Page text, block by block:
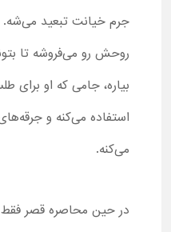
جرم خیانت تبعید می‌شه.
روحش رو می‌فروشه تا
بیاره، جامی که او برای
استفاده می‌کنه و
می‌کنه.
در حین محاصره قصر فقط